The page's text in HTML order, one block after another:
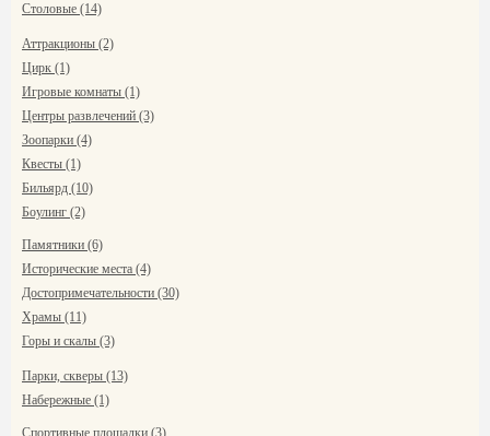
Столовые (14)
Аттракционы (2)
Цирк (1)
Игровые комнаты (1)
Центры развлечений (3)
Зоопарки (4)
Квесты (1)
Бильярд (10)
Боулинг (2)
Памятники (6)
Исторические места (4)
Достопримечательности (30)
Храмы (11)
Горы и скалы (3)
Парки, скверы (13)
Набережные (1)
Спортивные площадки (3)